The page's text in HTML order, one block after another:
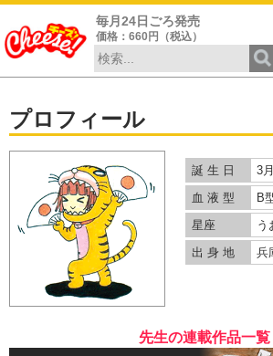
毎月24日ごろ発売
価格：660円（税込）
プロフィール
誕 生 日
3
血 液 型
B
星座
う
出 身 地
兵
先生の連載作品一覧